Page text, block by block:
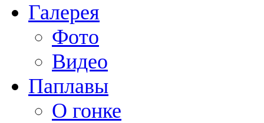
Галерея
Фото
Видео
Паплавы
О гонке